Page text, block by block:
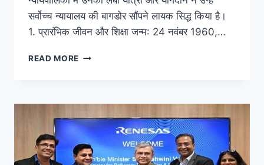
सर्वोच्च न्यायालय की बागडोर सौंपने लायक सिद्ध किया है।
1. प्रारंभिक जीवन और शिक्षा जन्म: 24 नवंबर 1960,…
READ MORE